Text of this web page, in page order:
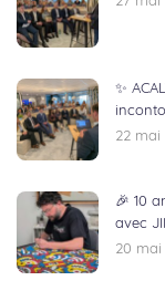
✨
22 mai
🎉 10
avec
20 mai